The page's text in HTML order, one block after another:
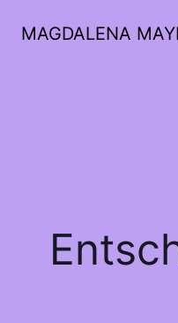
MAGDALENA